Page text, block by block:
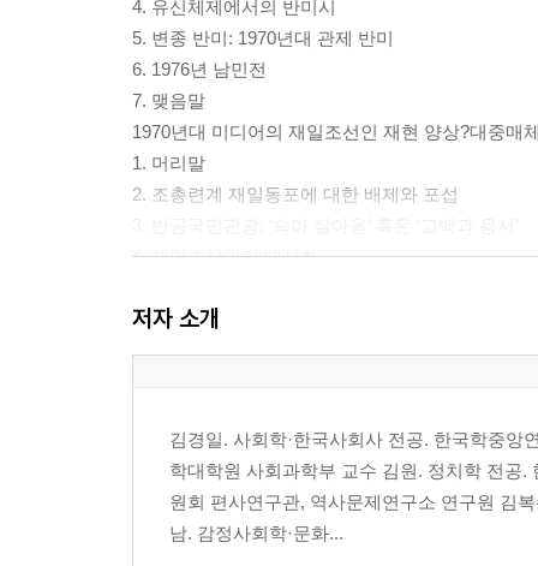
4. 유신체제에서의 반미시
5. 변종 반미: 1970년대 관제 반미
6. 1976년 남민전
7. 맺음말
1970년대 미디어의 재일조선인 재현 양상?대중매
1. 머리말
2. 조총련계 재일동포에 대한 배제와 포섭
4. 재일조선인의 대상화
6. 맺음말
유신체제기 민주주의 담론과 주체 형성을 둘러싼
3. 자유와 민주주의로 저항하기
4. 맺음말
1970년대 대중매체와 일상생활?텔레비전 시대의
1. 머리말
저자 소개
김경일. 사회학·한국사회사 전공. 한국학중
학대학원 사회과학부 교수 김원. 정치학 전공
원회 편사연구관, 역사문제연구소 연구원 김
남. 감정사회학·문화...